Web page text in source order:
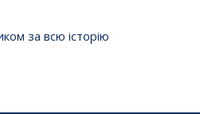
за всю історію